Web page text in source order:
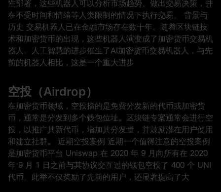
性部署，这些机器人可以分析市场趋势、做出交易决策，并
在不受时间和情绪等人类限制的情况下执行交易。 背景与
历史 交易机器人已在金融市场存在数十年。随着区块链技
术和加密货币的出现，这些机器人演变成了加密货币交易机
器人。人工智慧的进步催生了AI加密货币交易机器人，与先
前的机器人相比，这是一个重大进步
空投（Airdrop）
在加密货币领域，空投指的是免费分发新的代币或加密货
币，通常是分发到多个钱包位址。区块链专案通常会进行空
投，以推广其新代币，增加其分发量，并鼓励潜在用户使用
和建立社群。 近期空投案例 近期一个值得注意的空投案例
是加密货币平台 Uniswap 在 2020 年 9 月向所有在 2020
年 9 月 1 日之前与其协议交互过的钱包空投了 400 个 UNI
代币。此举不仅奖励了先前的用户，还显著提高了大